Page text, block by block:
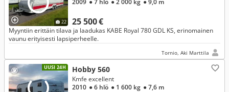
22 25 500 €
2009 ● 7 hlö ● 2 000 kg ● 9,0 m
Myyntiin erittäin tilava ja laadukas KABE Royal 780 GDL KS, erinomainen
vaunu erityisesti lapsiperheelle.
Tornio, Aki Marttila
UUSI 24H Hobby 560
Kmfe excellent
2010 ● 6 hlö ● 1 600 kg ● 7,6 m